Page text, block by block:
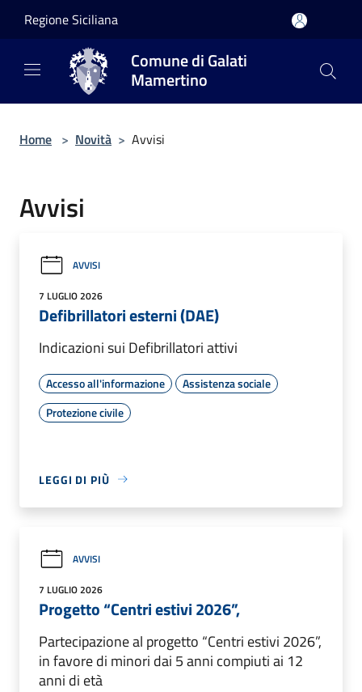
Regione Siciliana
Comune di Galati
Mamertino
Home > Novità > Avvisi
Avvisi
AVVISI
7 LUGLIO 2026
Defibrillatori esterni (DAE)
Indicazioni sui Defibrillatori attivi
Accesso all'informazione
Assistenza sociale
Protezione civile
LEGGI DI PIÙ
AVVISI
7 LUGLIO 2026
Progetto “Centri estivi 2026”,
Partecipazione al progetto “Centri estivi 2026”,
in favore di minori dai 5 anni compiuti ai 12
anni di età